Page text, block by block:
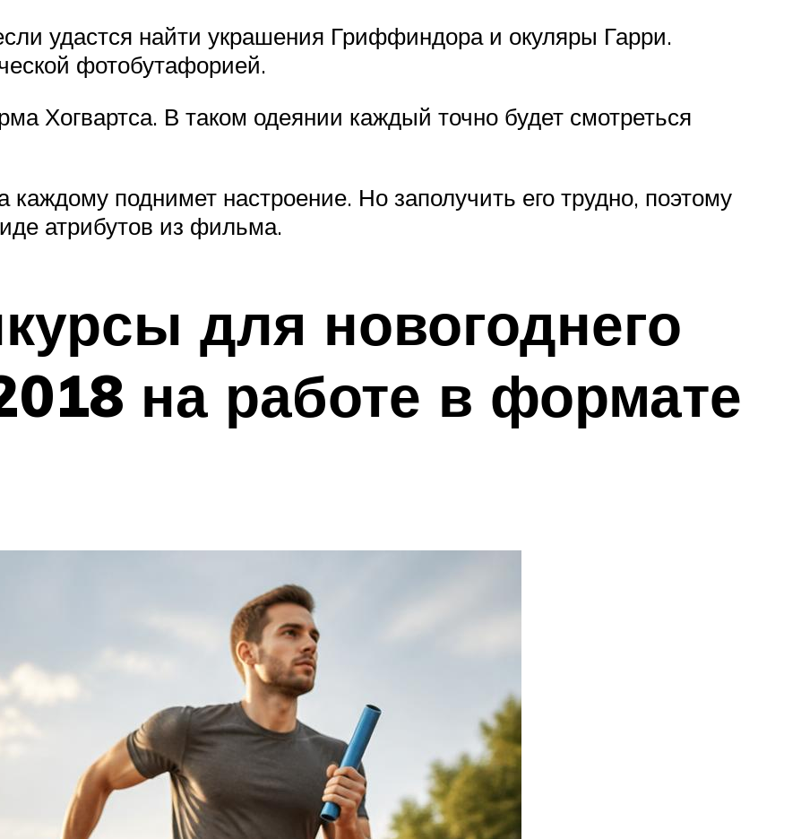
удастся найти украшения Гриффиндора и окуляры Гарри.
фотобутафорией.
Хогвартса. В таком одеянии каждый точно будет смотреться
поднимет настроение. Но заполучить его трудно, поэтому
атрибутов из фильма.
для новогоднего
на работе в формате